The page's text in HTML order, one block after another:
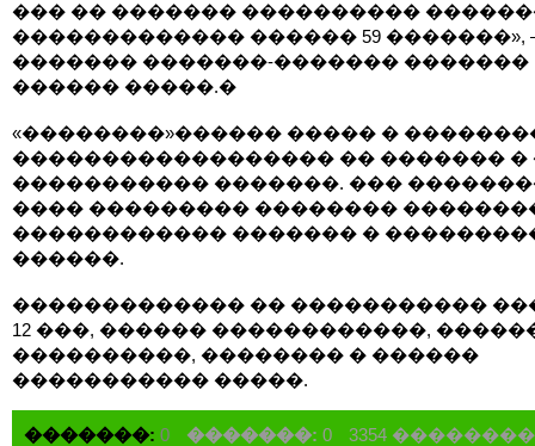
��� �� ������� ����������
������������� ������ 59 �������»,
������� �������-������� �������
������ �����.�
«��������»������ ����� �
������������������ �� ������� �
����������� �������. ���
���� ��������� ��������
������������ ������� �
������.
������������� �� �����������
12 ���, ������ ������������,
����������, �������� � ������
����������� �����.
�������: 0 �������: 0 3354